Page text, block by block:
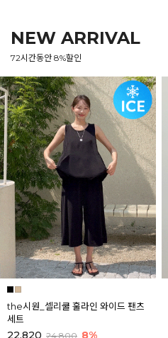
NEW ARRIVAL
72시간동안 8%할인
the시원_셀리쿨 훌라인 와이드 팬츠
세트
22,820 24,800 8%